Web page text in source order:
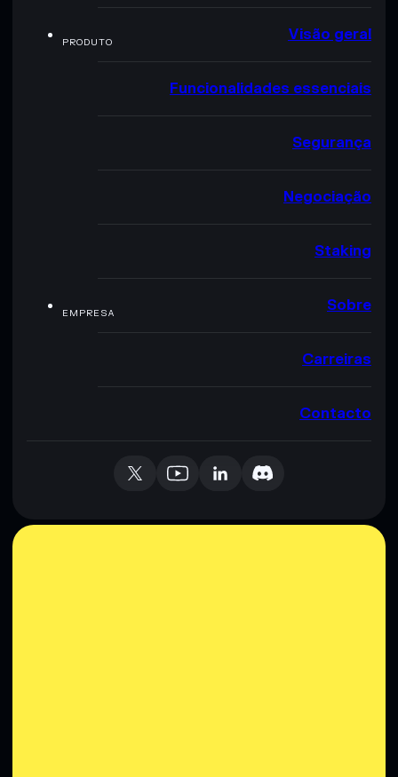
PRODUTO Visão geral
Funcionalidades essenciais
Segurança
Negociação
Staking
EMPRESA Sobre
Carreiras
Contacto